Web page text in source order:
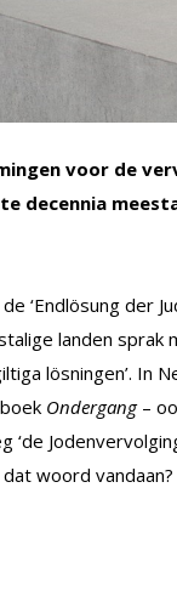
voor de
decennia
‘Endlösung der
landen sprak
lösningen’. In
Ondergang–
‘de
dat woord vandaan?